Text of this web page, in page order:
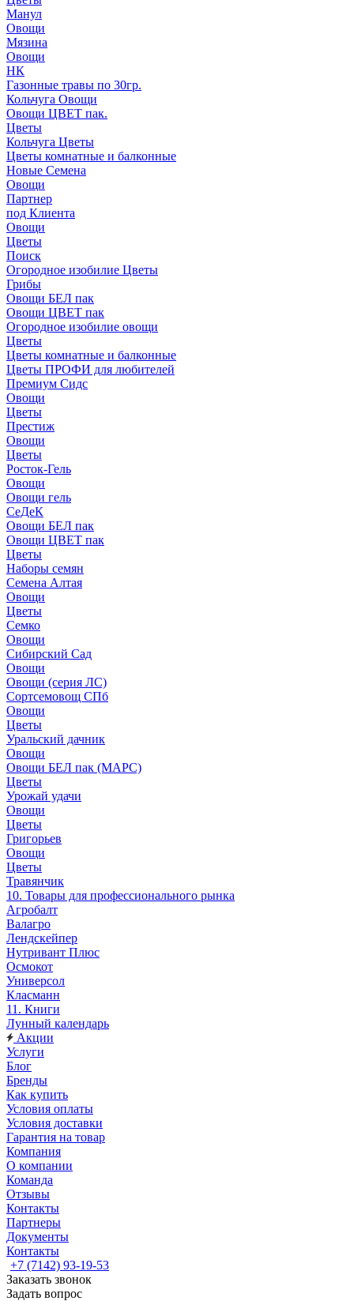
Манул
Овощи
Мязина
Овощи
НК
Газонные травы по 30гр.
Кольчуга Овощи
Овощи ЦВЕТ пак.
Цветы
Кольчуга Цветы
Цветы комнатные и балконные
Новые Семена
Овощи
Партнер
под Клиента
Овощи
Цветы
Поиск
Огородное изобилие Цветы
Грибы
Овощи БЕЛ пак
Овощи ЦВЕТ пак
Огородное изобилие овощи
Цветы
Цветы комнатные и балконные
Цветы ПРОФИ для любителей
Премиум Сидс
Овощи
Цветы
Престиж
Овощи
Цветы
Росток-Гель
Овощи
Овощи гель
СеДеК
Овощи БЕЛ пак
Овощи ЦВЕТ пак
Цветы
Наборы семян
Семена Алтая
Овощи
Цветы
Семко
Овощи
Сибирский Сад
Овощи
Овощи (серия ЛС)
Сортсемовощ СПб
Овощи
Цветы
Уральский дачник
Овощи
Овощи БЕЛ пак (МАРС)
Цветы
Урожай удачи
Овощи
Цветы
Григорьев
Овощи
Цветы
Травянчик
10. Товары для профессионального рынка
Агробалт
Валагро
Лендскейпер
Нутривант Плюс
Осмокот
Универсол
Класманн
11. Книги
Лунный календарь
Акции
Услуги
Блог
Бренды
Как купить
Условия оплаты
Условия доставки
Гарантия на товар
Компания
О компании
Команда
Отзывы
Контакты
Партнеры
Документы
Контакты
+7 (7142) 93-19-53
Заказать звонок
Задать вопрос